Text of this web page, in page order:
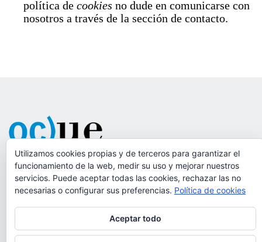
política de cookies no dude en comunicarse con
nosotros a través de la sección de contacto.
Red de Oficinas de Congresos de Universidades y
Fundaciones Universitarias.
Utilizamos cookies propias y de terceros para garantizar el
funcionamiento de la web, medir su uso y mejorar nuestros
servicios. Puede aceptar todas las cookies, rechazar las no
necesarias o configurar sus preferencias. Política de cookies
Aceptar todo